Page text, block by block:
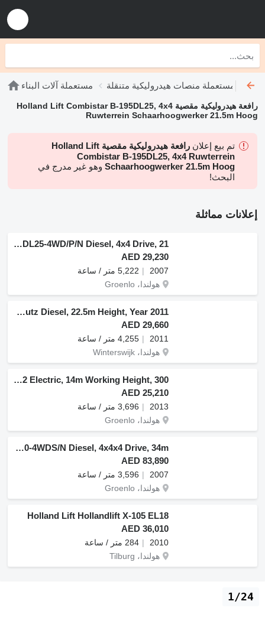
مستعملة آلات البناء مستعملة منصات هيدروليكية متنقلة
رافعة هيدروليكية مقصية Holland Lift Combistar B-195DL25, 4x4
Ruwterrein Schaarhoogwerker 21.5m Hoog
تم بيع إعلان
رافعة هيدروليكية مقصية Holland Lift
Combistar B-195DL25, 4x4 Ruwterrein
Schaarhoogwerker 21.5m Hoog وهو غير مدرج في
البحث!
إعلانات مماثلة
Holland Lift Combistar B-195DL25-4WD/P/N Diesel, 4x4 Drive, 21
AED 29,230
2007
5,222 متر / ساعة
هولندا، Groenlo
H.A.B S225 24D4WDS, 4x4, Deutz Diesel, 22.5m Height, Year 2011
AED 29,660
2011
4,255 متر / ساعة
هولندا، Winterswijk
Holland Lift Ecostar HL-11812 Electric, 14m Working Height, 300
AED 25,210
2013
3,696 متر / ساعة
هولندا، Groenlo
Holland Lift Megastar G320DL30-4WDS/N Diesel, 4x4x4 Drive, 34m
AED 83,890
2007
3,596 متر / ساعة
هولندا، Groenlo
Holland Lift Hollandlift X-105 EL18
AED 36,010
2010
284 متر / ساعة
هولندا، Tilburg
1/24